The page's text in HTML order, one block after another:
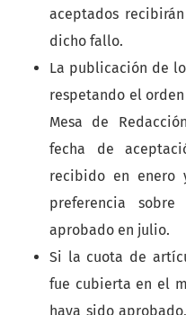
aceptados
dicho fallo.
La publicación de
respetando el
Mesa de
fecha de
recibido en enero
preferencia
aprobado en julio.
Si la cuota de
fue cubierta en el
haya sido